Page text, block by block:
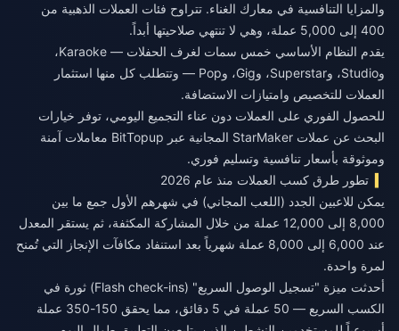
والمزايا التنافسية في معارك الغناء. تتراوح فئات العملات الذهبية من
400 إلى 5,000 عملة، وهي لا تنتهي صلاحيتها أبداً.
يقدم النظام الأساسي خمس سمات لغرف الحفلات — Karaoke،
وStudio، وSuperstar، وGig، وPop — وتتطلب كل منها استثمار
العملات للتخصيص وامتيازات الاستضافة.
للحصول الفوري على العملات دون عناء التجميع اليومي، توفر خيارات
البحث عن عملات StarMaker المجانية
عبر BitTopup معاملات آمنة
وموثوقة بأسعار تنافسية وتسليم فوري.
تطور طرق كسب العملات منذ عام 2026
يمكن للاعبين الجدد (اللعب المجاني) في شهرهم الأول جمع ما بين
8,000 إلى 12,000 عملة من خلال المشاركة المكثفة، ثم يستقر المعدل
عند 6,000 إلى 8,000 عملة شهرياً بعد استنفاد مكافآت الإنجاز التي تُمنح
لمرة واحدة.
أحدثت ميزة "تسجيل الوصول السريع" (Flash check-ins) ثورة في
الكسب السريع — 50 عملة في 5 دقائق، مما يحقق 150-350 عملة